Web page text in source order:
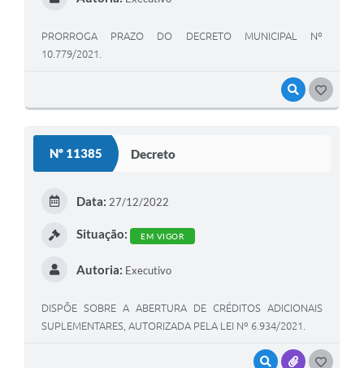
VISUALIZAR
PRORROGA PRAZO DO DECRETO MUNICIPAL Nº
10.779/2021.
Nº 11385 Decreto
VISUALIZAR
ANEXOS
Data: 27/12/2022
Situação: EM VIGOR
Autoria: Executivo
DISPÕE SOBRE A ABERTURA DE CRÉDITOS ADICIONAIS
SUPLEMENTARES, AUTORIZADA PELA LEI Nº 6.934/2021.